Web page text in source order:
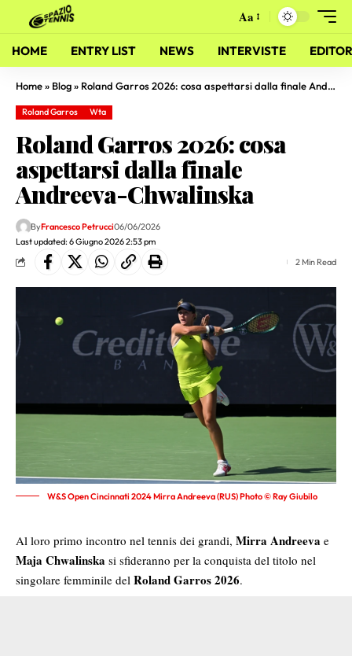
Aa
HOME ENTRY LIST NEWS INTERVISTE
Home» Blog» Roland Garros 2026: cosa aspettarsi dalla finale Andreeva-Chwalinska
Roland Garros Wta
Roland Garros 2026: cosa
aspettarsi dalla finale
Andreeva-Chwalinska
Last updated: 6 Giugno 2026 2:53 pm
ByFrancesco Petrucci06/06/2026
2 Min Read
W&S Open Cincinnati 2024 Mirra Andreeva (RUS) Photo © Ray Giubilo
Al loro primo incontro nel tennis dei grandi, Mirra Andreeva e
Maja Chwalinska si sfideranno per la conquista del titolo nel
singolare femminile del Roland Garros 2026.